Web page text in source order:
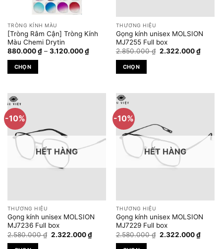
được
chọn
trên
trang
sản
phẩm
TRÒNG KÍNH MÀU
[Tròng Râm Cận] Tròng Kính
Màu Chemi Drytin
880.000₫ – 3.120.000₫Khoảng
giá:
CHỌN
này
có
nhiều
biến
thể.
Các
được
chọn
trên
trang
sản
THƯƠNG HIỆU
Gọng kính unisex MOLSION
MJ7255 Full box
2.850.000₫ Giá
2.322.000₫Giá
hiện
CHỌN
này
có
nhiều
biến
thể.
Các
được
chọn
trên
trang
sản
-10%
HẾT HÀNG
THƯƠNG HIỆU
Gọng kính unisex MOLSION
MJ7236 Full box
2.580.000₫ Giá
gốc
2.322.000₫Giá
hiện
-10%
HẾT HÀNG
THƯƠNG HIỆU
Gọng kính unisex MOLSION
MJ7229 Full box
2.580.000₫ Giá
gốc
2.322.000₫Giá
hiện